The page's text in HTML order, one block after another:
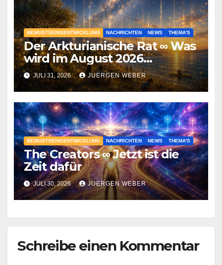
BEWUSTSEINSENTWICKLUNG NACHRICHTEN NEWS THEMA'S
Der Arkturianische Rat ∞ Was
wird im August 2026
geschehen?
JULI 31, 2026 JUERGEN WEBER
BEWUSTSEINSENTWICKLUNG NACHRICHTEN NEWS THEMA'S
The Creators ∞ Jetzt ist die
Zeit dafür
JULI 30, 2026 JUERGEN WEBER
Schreibe einen Kommentar